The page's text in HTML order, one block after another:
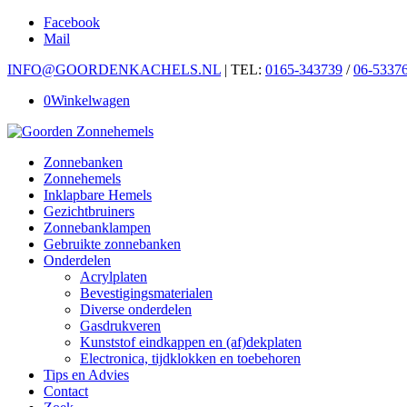
Facebook
Mail
INFO@GOORDENKACHELS.NL | TEL: 0165-343739 /06-
0Winkelwagen
Zonnebanken
Zonnehemels
Inklapbare Hemels
Gezichtbruiners
Zonnebanklampen
Gebruikte zonnebanken
Onderdelen
Acrylplaten
Bevestigingsmaterialen
Diverse onderdelen
Gasdrukveren
Kunststof eindkappen en (af)dekplaten
Electronica, tijdklokken en toebehoren
Tips en Advies
Contact